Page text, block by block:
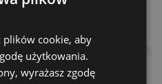
na
ENGLISH
plików cookie, aby
użytkowania.
wyrażasz zgodę